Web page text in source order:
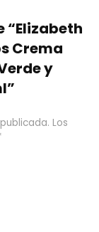
“Elizabeth
Crema
y
Los